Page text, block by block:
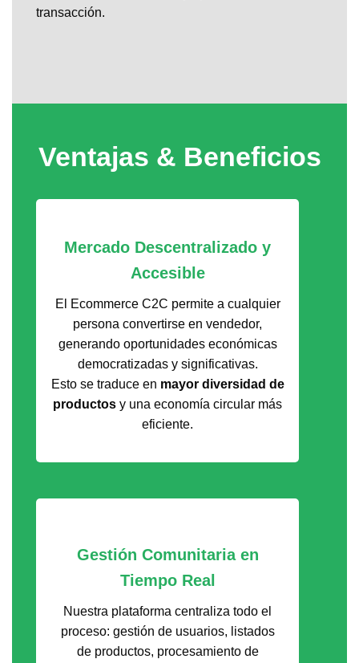
transacción.
Ventajas & Beneficios
Mercado Descentralizado y
Accesible
El Ecommerce C2C permite a cualquier
persona convertirse en vendedor,
generando oportunidades económicas
democratizadas y significativas.
Esto se traduce en mayor diversidad de
productos y una economía circular más
eficiente.
Gestión Comunitaria en
Tiempo Real
Nuestra plataforma centraliza todo el
proceso: gestión de usuarios, listados
de productos, procesamiento de